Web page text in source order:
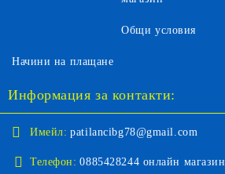
Общи условия
Начини на плащане
Информация за контакти:
Имейл: patilancibg78@gmail.com
Телефон: 0885428244 онлайн магазин